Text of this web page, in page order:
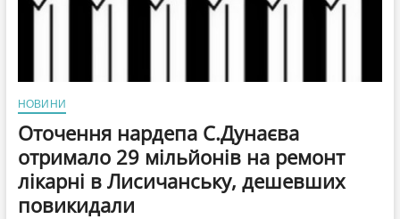
НОВИНИ
Оточення нардепа С.Дунаєва
отримало 29 мільйонів на ремонт
лікарні в Лисичанську, дешевших
повикидали